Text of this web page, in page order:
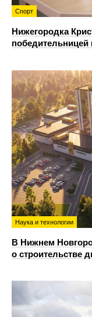
Спорт
Нижегородка
Наука и технологии
В Нижнем
о строительстве